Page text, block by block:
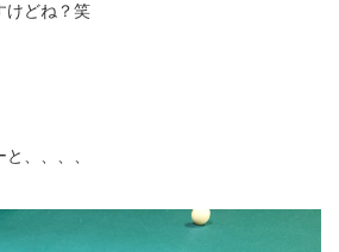
けどね？笑
、、、、